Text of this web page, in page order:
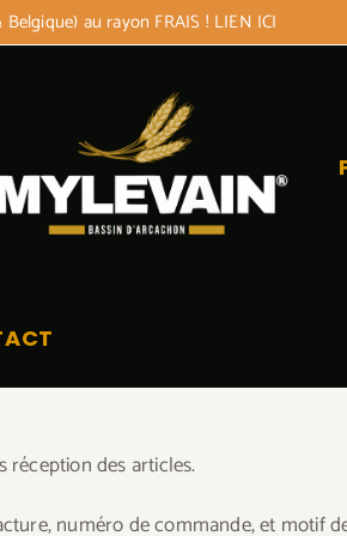
au rayon FRAIS ! LIEN ICI
réception des articles.
numéro de commande, et motif